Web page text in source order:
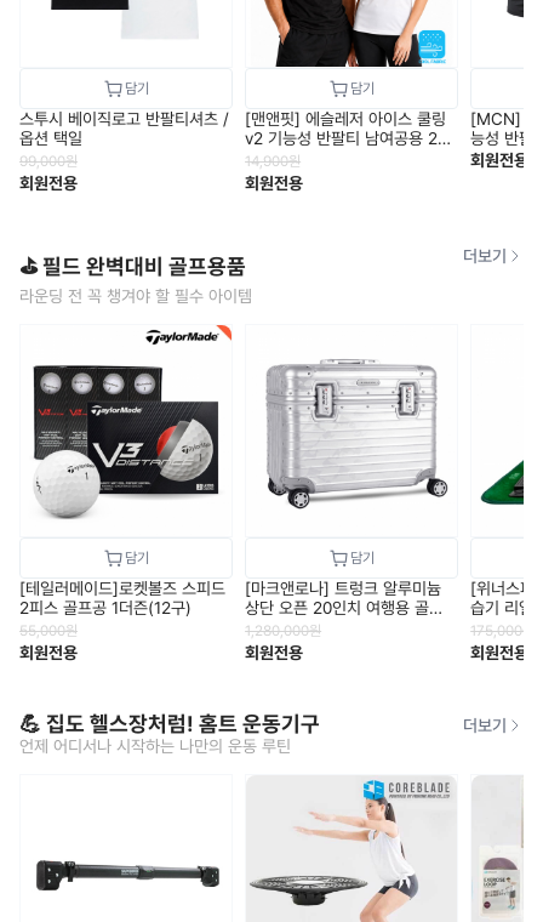
스투시 베이직로고 반팔티셔츠 /
옵션 택일
99,000원
회원전용
[맨앤핏] 에슬레저 아이스 쿨링
v2 기능성 반팔티 남여공용 2컬
러 택1
14,900원
회원전용
[MCN] 남
능성 반팔
회원전용
⛳ 필드 완벽대비 골프용품
라운딩 전 꼭 챙겨야 할 필수 아이템
더보기
[테일러메이드]로켓볼즈 스피드
2피스 골프공 1더즌(12구)
55,000원
회원전용
[마크앤로나] 트렁크 알루미늄
상단 오픈 20인치 여행용 골프
캐리어
1,280,000원
회원전용
[위너스피
습기 리얼
175,000원
회원전용
💪 집도 헬스장처럼! 홈트 운동기구
언제 어디서나 시작하는 나만의 운동 루틴
더보기